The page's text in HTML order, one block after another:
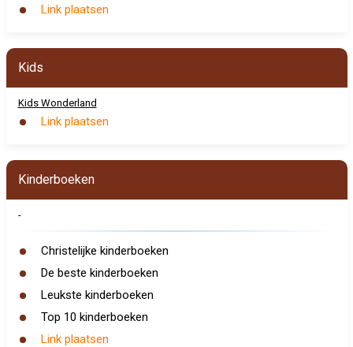
Link plaatsen
Kids
Kids Wonderland
Link plaatsen
Kinderboeken
-
Christelijke kinderboeken
De beste kinderboeken
Leukste kinderboeken
Top 10 kinderboeken
Link plaatsen